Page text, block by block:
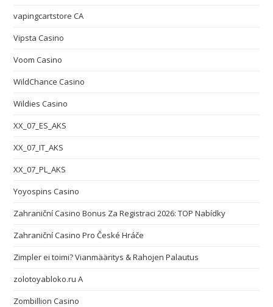
vapingcartstore CA
Vipsta Casino
Voom Casino
WildChance Casino
Wildies Casino
XX_07_ES_AKS
XX_07_IT_AKS
XX_07_PL_AKS
Yoyospins Casino
Zahraniční Casino Bonus Za Registraci 2026: TOP Nabídky
Zahraniční Casino Pro České Hráče
Zimpler ei toimi? Vianmääritys & Rahojen Palautus
zolotoyabloko.ru A
Zombillion Casino